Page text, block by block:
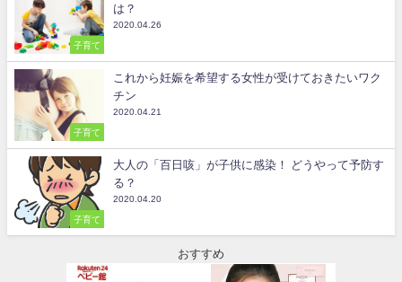
子育て
は？
2020.04.26
子育て
これから妊娠を希望する女性が受けておきたいワク
チン
2020.04.21
子育て
大人の「百日咳」が子供に感染！ どうやって予防す
る？
2020.04.20
おすすめ